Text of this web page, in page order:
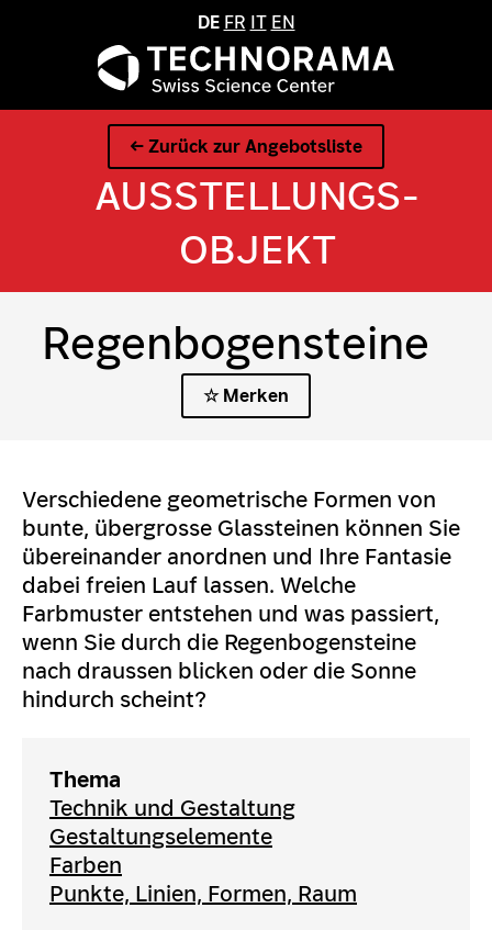
DE FR IT EN
← Zurück zur Angebotsliste
AUSSTELLUNGS­
OBJEKT
Regenbogensteine
☆ Merken
Verschiedene geometrische Formen von
bunte, übergrosse Glassteinen können Sie
übereinander anordnen und Ihre Fantasie
dabei freien Lauf lassen. Welche
Farbmuster entstehen und was passiert,
wenn Sie durch die Regenbogensteine
nach draussen blicken oder die Sonne
hindurch scheint?
Thema
Technik und Gestaltung
Gestaltungselemente
Farben
Punkte, Linien, Formen, Raum